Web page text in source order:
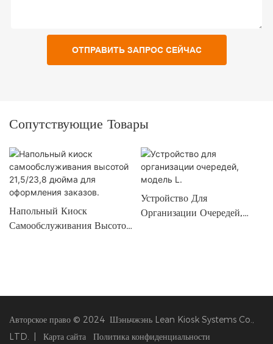
ОТПРАВИТЬ ЗАПРОС СЕЙЧАС
Сопутствующие Товары
Напольный Киоск
Самообслуживания Высотой
Устройство Для
Организации Очередей,
Авторское право © 2024 Шэньчжэнь Lean Kiosk Systems Co.,
LTD. |
Карта сайта Политика конфиденциальности